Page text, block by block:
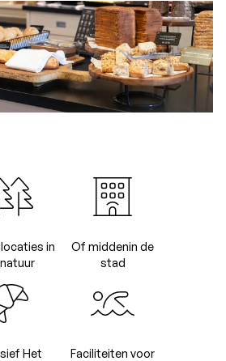
in
Of middenin de
stad
Het
Faciliteiten voor